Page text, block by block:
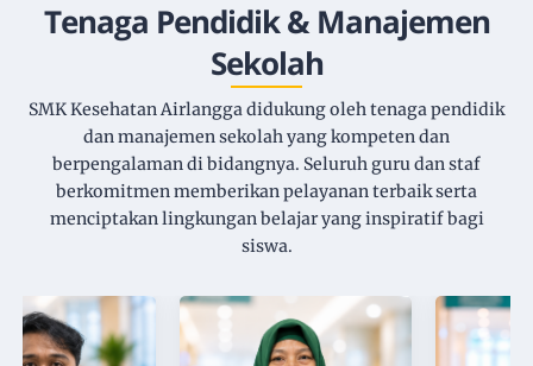
Tenaga Pendidik & Manajemen
Sekolah
SMK Kesehatan Airlangga didukung oleh tenaga pendidik
dan manajemen sekolah yang kompeten dan
berpengalaman di bidangnya. Seluruh guru dan staf
berkomitmen memberikan pelayanan terbaik serta
menciptakan lingkungan belajar yang inspiratif bagi
siswa.